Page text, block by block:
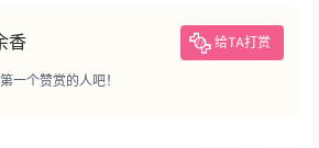
香 给TA打赏
一个赞赏的人吧！